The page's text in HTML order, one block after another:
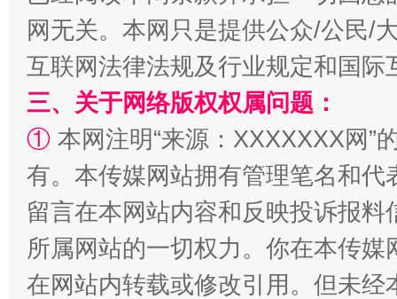
揭批美国五大"原罪" "炒
解纷+调解+退费，一次搞定
网无关。本网只是提供公众/公民/
互联网法律法规及行业规定和国
三、关于网络版权权属问题：
① 本网注明“来源：XXXXXXX网”
有。本传媒网站拥有管理笔名和
留言在本网站内容和反映投诉报
所属网站的一切权力。你在本传
在网站内转载或修改引用。但未